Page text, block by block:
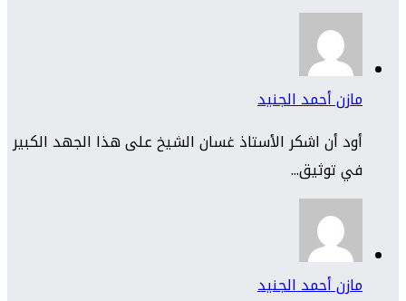
مازن أحمد الجنيد
أود أن اشكر الأستاذ غسان الشيخ على هذا الجهد الكبير
في توثيق...
مازن أحمد الجنيد